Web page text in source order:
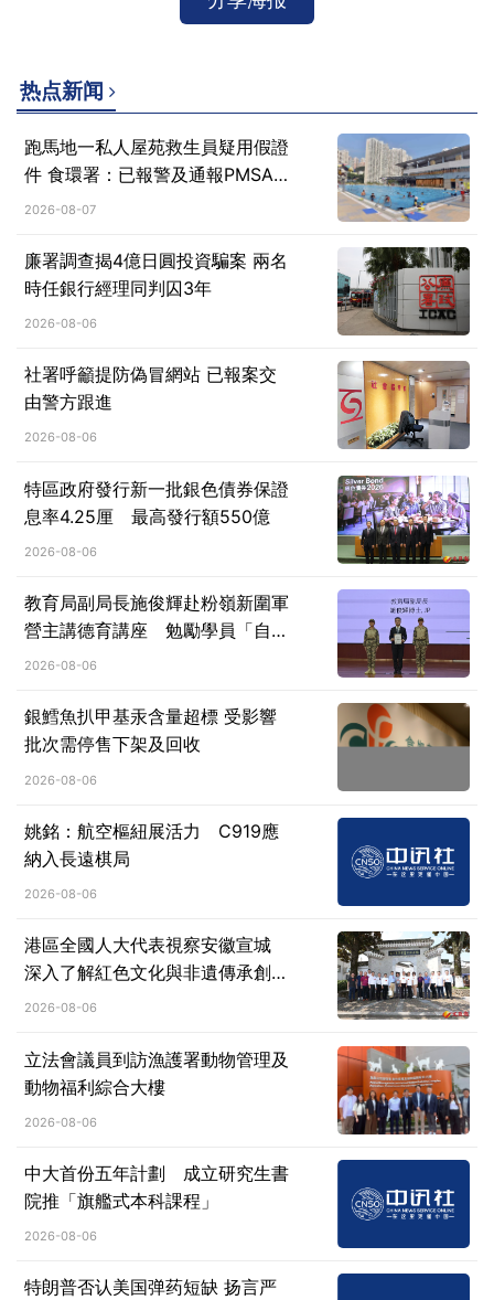
热点新闻
跑馬地一私人屋苑救生員疑用假證
件 食環署：已報警及通報PMSA跟
進
2026-08-07
廉署調查揭4億日圓投資騙案 兩名
時任銀行經理同判囚3年
2026-08-06
社署呼籲提防偽冒網站 已報案交
由警方跟進
2026-08-06
特區政府發行新一批銀色債券保證
息率4.25厘 最高發行額550億
2026-08-06
教育局副局長施俊輝赴粉嶺新圍軍
營主講德育講座 勉勵學員「自律
前行、砥礪堅韌、心繫家國」
2026-08-06
銀鱈魚扒甲基汞含量超標 受影響
批次需停售下架及回收
2026-08-06
姚銘：航空樞紐展活力 C919應
納入長遠棋局
2026-08-06
港區全國人大代表視察安徽宣城
深入了解紅色文化與非遺傳承創新
成果
2026-08-06
立法會議員到訪漁護署動物管理及
動物福利綜合大樓
2026-08-06
中大首份五年計劃 成立研究生書
院推「旗艦式本科課程」
2026-08-06
特朗普否认美国弹药短缺 扬言严